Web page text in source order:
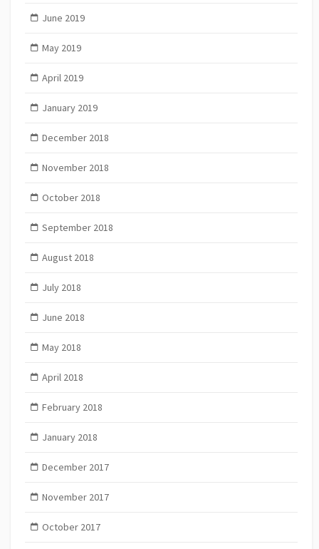
June 2019
May 2019
April 2019
January 2019
December 2018
November 2018
October 2018
September 2018
August 2018
July 2018
June 2018
May 2018
April 2018
February 2018
January 2018
December 2017
November 2017
October 2017